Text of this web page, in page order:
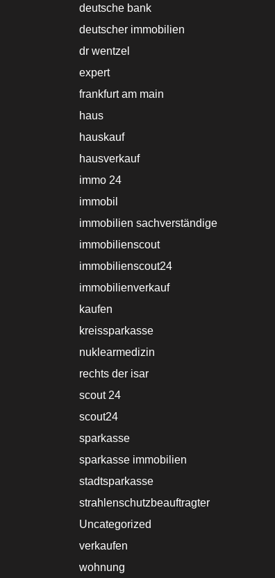
deutsche bank
deutscher immobilien
dr wentzel
expert
frankfurt am main
haus
hauskauf
hausverkauf
immo 24
immobil
immobilien sachverständige
immobilienscout
immobilienscout24
immobilienverkauf
kaufen
kreissparkasse
nuklearmedizin
rechts der isar
scout 24
scout24
sparkasse
sparkasse immobilien
stadtsparkasse
strahlenschutzbeauftragter
Uncategorized
verkaufen
wohnung